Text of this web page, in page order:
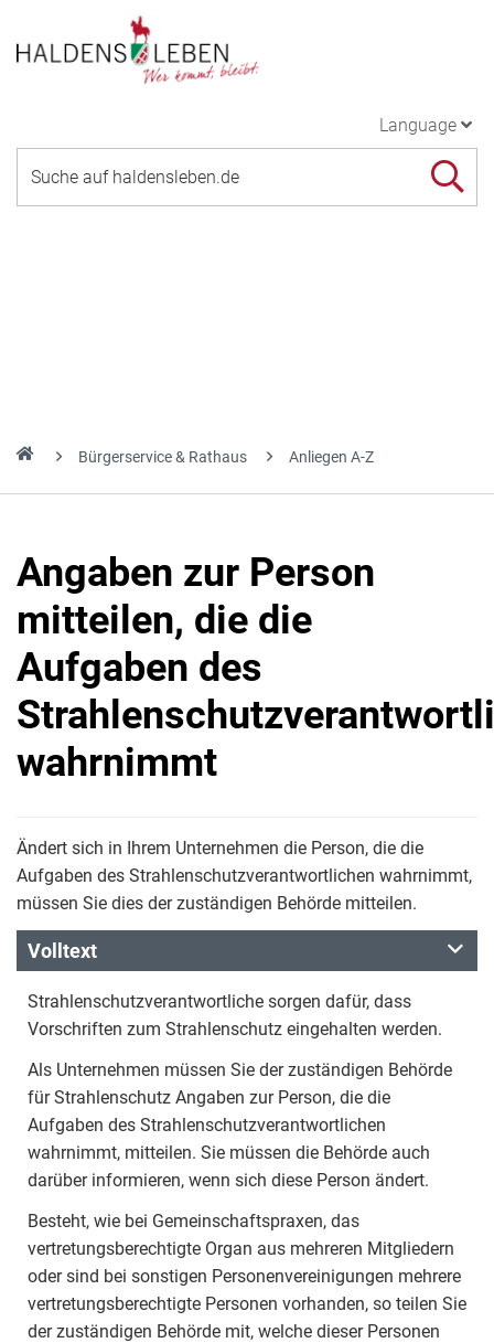
Language
Bürgerservice & Rathaus Anliegen A-Z
Angaben zur Person
mitteilen, die die
Aufgaben des
wahrnimmt
Ändert sich in Ihrem Unternehmen die Person, die die
Aufgaben des Strahlenschutzverantwortlichen wahrnimmt,
müssen Sie dies der zuständigen Behörde mitteilen.
Volltext
Strahlenschutzverantwortliche sorgen dafür, dass
Vorschriften zum Strahlenschutz eingehalten werden.
Als Unternehmen müssen Sie der zuständigen Behörde
für Strahlenschutz Angaben zur Person, die die
Aufgaben des Strahlenschutzverantwortlichen
wahrnimmt, mitteilen. Sie müssen die Behörde auch
darüber informieren, wenn sich diese Person ändert.
Besteht, wie bei Gemeinschaftspraxen, das
vertretungsberechtigte Organ aus mehreren Mitgliedern
oder sind bei sonstigen Personenvereinigungen mehrere
vertretungsberechtigte Personen vorhanden, so teilen Sie
der zuständigen Behörde mit, welche dieser Personen